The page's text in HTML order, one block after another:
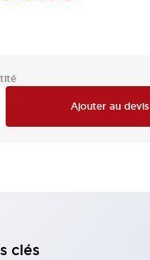
Ajouter au devis
clés